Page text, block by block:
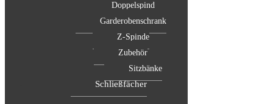
Doppelspind
Garderobenschrank
Z-Spinde
Zubehör
Sitzbänke
Schließfächer